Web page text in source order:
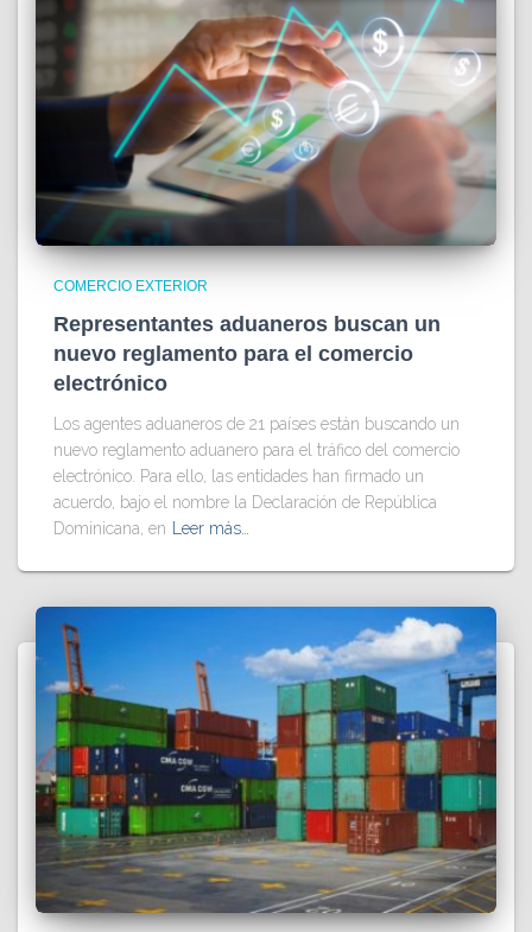
COMERCIO EXTERIOR
Representantes aduaneros buscan un
nuevo reglamento para el comercio
electrónico
Los agentes aduaneros de 21 países están buscando un
nuevo reglamento aduanero para el tráfico del comercio
electrónico. Para ello, las entidades han firmado un
acuerdo, bajo el nombre la Declaración de República
Dominicana, en
Leer más…